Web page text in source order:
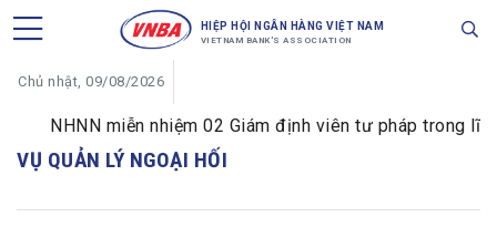
HIỆP HỘI NGÂN HÀNG VIỆT NAM
VIETNAM BANK'S ASSOCIATION
Chủ nhật, 09/08/2026
NHNN miễn nhiệm 02 Giám định viên tư pháp trong lĩnh
VỤ QUẢN LÝ NGOẠI HỐI